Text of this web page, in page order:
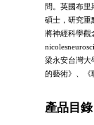
問。英國布里
碩士，研究重
將神經科學觀
梁永安台灣大
的藝術》、《
產品目錄